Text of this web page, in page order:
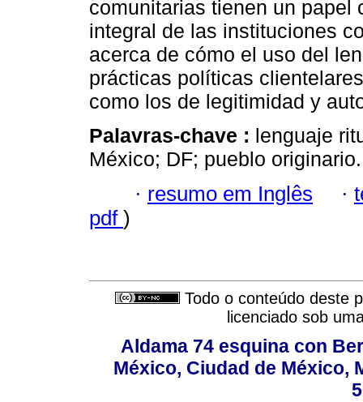
comunitarias tienen un papel
integral de las instituciones
acerca de cómo el uso del
prácticas políticas
como los de legitimidad y
Palavras-chave : lenguaje
México; DF; pueblo originario.
· resumo em Inglês ·
pdf )
Todo o conteúdo deste
licenciado sob
Aldama 74 esquina con
México, Ciudad de México,